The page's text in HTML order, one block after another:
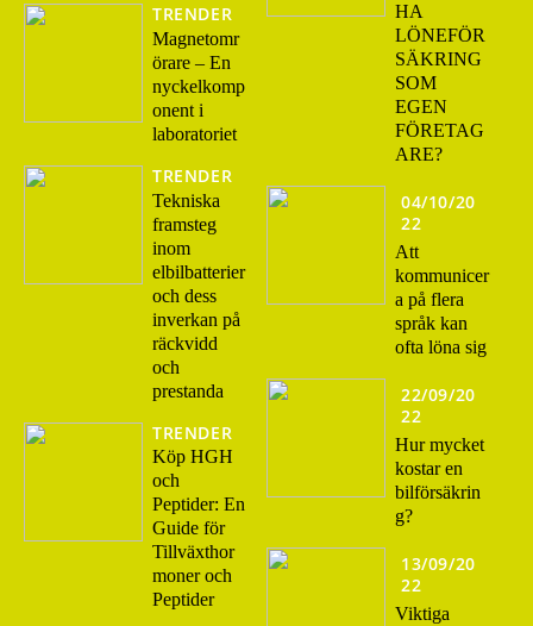
TRENDER
Magnetomr
örare – En
nyckelkomp
onent i
laboratoriet
TRENDER
Tekniska
framsteg
inom
elbilbatterier
och dess
inverkan på
räckvidd
och
prestanda
TRENDER
Köp HGH
och
Peptider: En
Guide för
Tillväxthor
moner och
Peptider
HA
LÖNEFÖR
SÄKRING
SOM
EGEN
FÖRETAG
ARE?
04/10/20
22
Att
kommunicer
a på flera
språk kan
ofta löna sig
22/09/20
22
Hur mycket
kostar en
bilförsäkrin
g?
13/09/20
22
Viktiga